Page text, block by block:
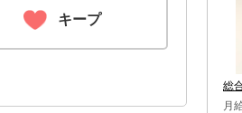
キープ
総
月